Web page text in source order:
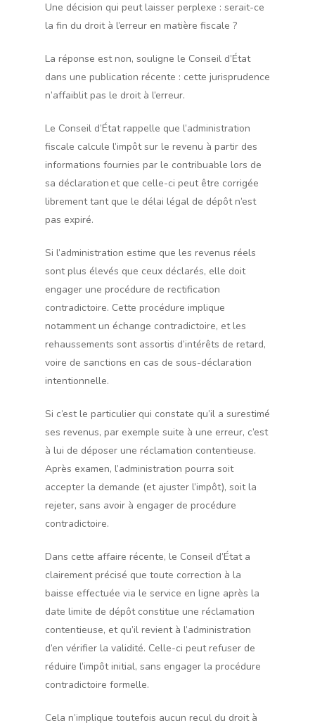
Une décision qui peut laisser perplexe : serait-ce
la fin du droit à l’erreur en matière fiscale ?
La réponse est non, souligne le Conseil d’État
dans une publication récente : cette jurisprudence
n’affaiblit pas le droit à l’erreur.
Le Conseil d’État rappelle que l’administration
fiscale calcule l’impôt sur le revenu à partir des
informations fournies par le contribuable lors de
sa déclaration et que celle-ci peut être corrigée
librement tant que le délai légal de dépôt n’est
pas expiré.
Si l’administration estime que les revenus réels
sont plus élevés que ceux déclarés, elle doit
engager une procédure de rectification
contradictoire. Cette procédure implique
notamment un échange contradictoire, et les
rehaussements sont assortis d’intérêts de retard,
voire de sanctions en cas de sous-déclaration
intentionnelle.
Si c’est le particulier qui constate qu’il a surestimé
ses revenus, par exemple suite à une erreur, c’est
à lui de déposer une réclamation contentieuse.
Après examen, l’administration pourra soit
accepter la demande (et ajuster l’impôt), soit la
rejeter, sans avoir à engager de procédure
contradictoire.
Dans cette affaire récente, le Conseil d’État a
clairement précisé que toute correction à la
baisse effectuée via le service en ligne après la
date limite de dépôt constitue une réclamation
contentieuse, et qu’il revient à l’administration
d’en vérifier la validité. Celle-ci peut refuser de
réduire l’impôt initial, sans engager la procédure
contradictoire formelle.
Cela n’implique toutefois aucun recul du droit à